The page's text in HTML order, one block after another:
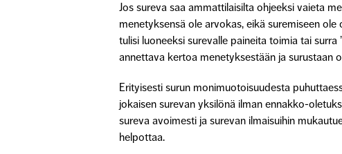
Jos sureva saa ammattilaisilta ohjeeksi vaieta
menetyksensä ole arvokas, eikä suremiseen
tulisi luoneeksi surevalle paineita toimia tai
annettava kertoa menetyksestään ja surustaan
Erityisesti surun monimuotoisuudesta
jokaisen surevan yksilönä ilman ennakko-
sureva avoimesti ja surevan ilmaisuihin
helpottaa.